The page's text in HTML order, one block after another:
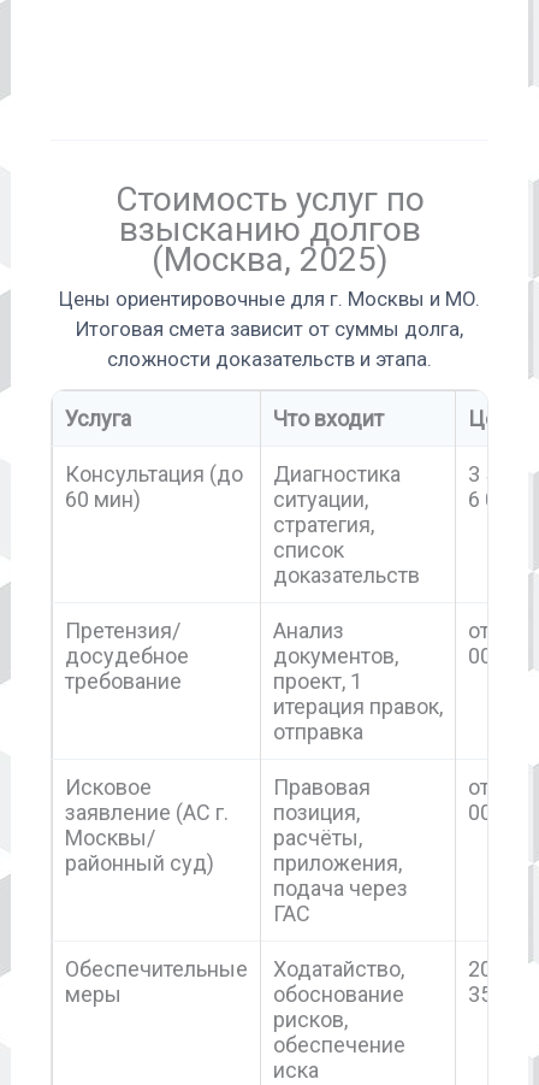
Стоимость услуг по
взысканию долгов
(Москва, 2025)
Цены ориентировочные для г. Москвы и МО.
Итоговая смета зависит от суммы долга,
сложности доказательств и этапа.
Услуга Что входит Цена,
Консультация (до
60 мин)
Диагностика
ситуации,
стратегия,
список
доказательств
3 500
6 000
Претензия/
досудебное
требование
Анализ
документов,
проект, 1
итерация правок,
отправка
от 12
000
Исковое
заявление (АС г.
Москвы/
районный суд)
Правовая
позиция,
расчёты,
приложения,
подача через
ГАС
от 35
000
Обеспечительные
меры
Ходатайство,
обоснование
рисков,
обеспечение
иска
20
35 000